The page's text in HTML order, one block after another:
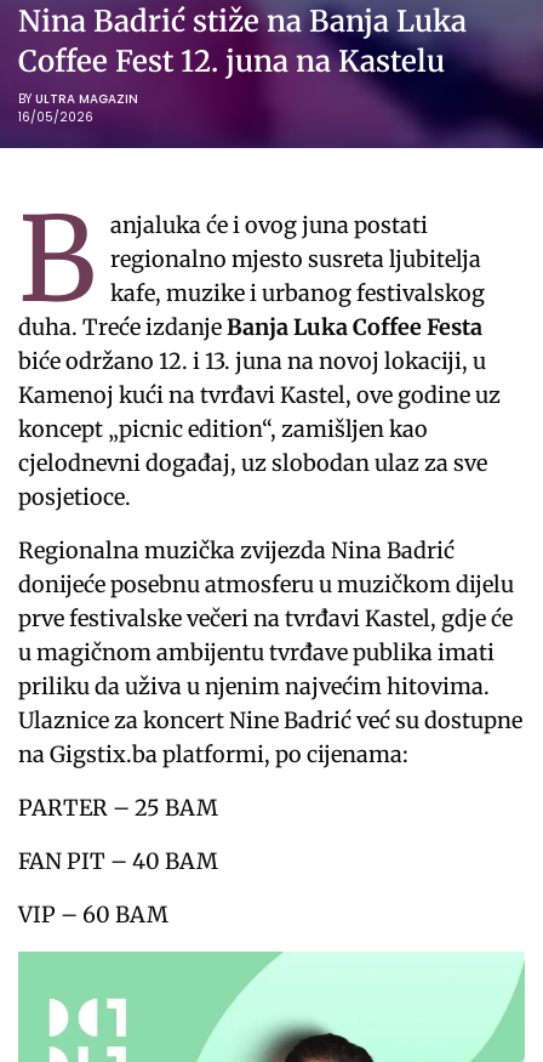
Nina Badrić stiže na Banja Luka
Coffee Fest 12. juna na Kastelu
BY ULTRA MAGAZIN
16/05/2026
B
anjaluka će i ovog juna postati
regionalno mjesto susreta ljubitelja
kafe, muzike i urbanog festivalskog
duha. Treće izdanjeBanja Luka Coffee Festa
biće održano 12. i 13. juna na novoj lokaciji, u
Kamenoj kući na tvrđavi Kastel, ove godine uz
koncept „picnic edition“, zamišljen kao
cjelodnevni događaj, uz slobodan ulaz za sve
posjetioce.
Regionalna muzička zvijezda Nina Badrić
donijeće posebnu atmosferu u muzičkom dijelu
prve festivalske večeri na tvrđavi Kastel, gdje će
u magičnom ambijentu tvrđave publika imati
priliku da uživa u njenim najvećim hitovima.
Ulaznice za koncert Nine Badrić već su dostupne
na Gigstix.ba platformi, po cijenama:
PARTER – 25 BAM
FAN PIT – 40 BAM
VIP – 60 BAM